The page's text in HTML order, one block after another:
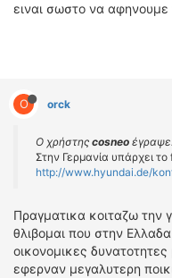
ειναι σωστο να αφηνουμε
O orck
Ο χρήστης cosneo
Στην Γερμανία υπάρχει
http://www.hyundai.de/
Πραγματικα κοιταζω την
θλιβομαι που στην
οικονομικες
εφερναν μεγαλυτερη